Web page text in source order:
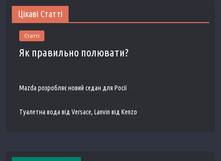
Цікаві Статті
Статті
Як правильно полювати?
Mazda розробляє новий седан для Росії
Туалетна вода від Versace, Lanvin від Kenzo